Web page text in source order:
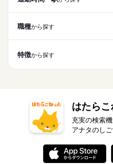
職種から探す
特徴から探す
はたらこ
充実の検索
アナタのし